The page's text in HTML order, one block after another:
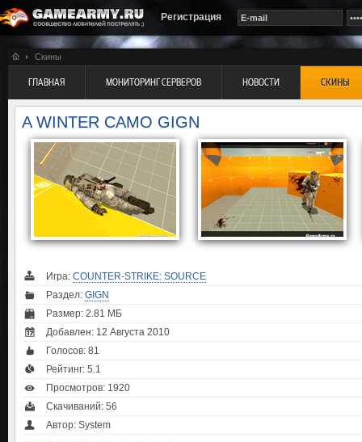
Регистрация
Скины
ГЛАВНАЯ МОНИТОРИНГ СЕРВЕРОВ НОВОСТИ СКИНЫ
A WINTER CAMO GIGN
Игра: COUNTER-STRIKE: SOURCE
Раздел: GIGN
Размер: 2.81 МБ
Добавлен: 12 Августа 2010
Голосов: 81
Рейтинг: 5.1
Просмотров: 1920
Скачиваний: 56
Автор: System